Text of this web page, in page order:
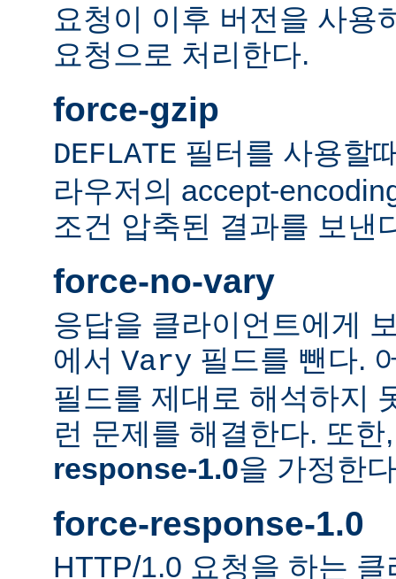
요청이 이후 버전을 사용
요청으로 처리한다.
force-gzip
DEFLATE 필터를 사용할
라우저의 accept-
조건 압축된 결과를 보낸
force-no-vary
응답을 클라이언트에게
에서 Vary 필드를 뺀다.
필드를 제대로 해석하지
런 문제를 해결한다. 또
response-1.0을 가정한
force-response-1.0
HTTP/1.0 요청을 하는